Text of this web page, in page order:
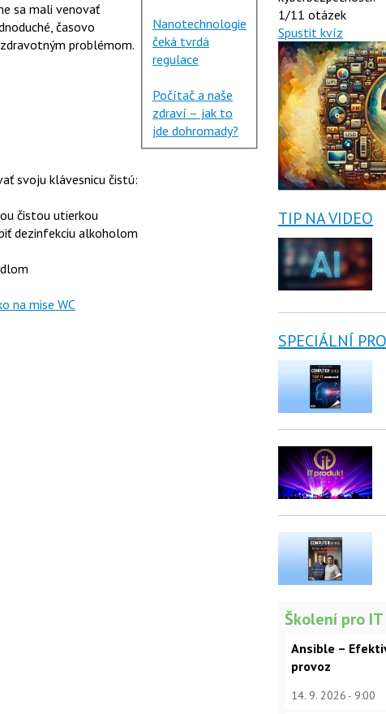
sa mali venovať
časovo
problémom.
Nanotechnologie
čeká tvrdá
regulace
Počítač a naše
zdraví – jak to
jde dohromady?
svoju klávesnicu čistú:
čistou utierkou
dezinfekciu alkoholom
na mise WC
1/11 otázek
Spustit kvíz
TIP NA VIDEO
SPECIÁLNÍ
Školení pro IT
Ansible –
provoz
14. 9. 2026 9:00